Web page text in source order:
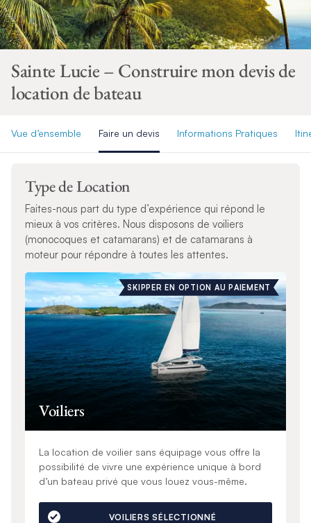
Sainte Lucie – Construire mon devis de
location de bateau
Vue d’ensemble Faire un devis Informations Pratiques
Type de Location
Faites-nous part du type d’expérience qui répond le
mieux à vos critères. Nous disposons de voiliers
(monocoques et catamarans) et de catamarans à
moteur pour répondre à toutes les attentes.
SKIPPER EN OPTION AU PAIEMENT
Voiliers
La location de voilier sans équipage vous offre la
possibilité de vivre une expérience unique à bord
d’un bateau privé que vous louez vous-même.
VOILIERS SÉLECTIONNÉ